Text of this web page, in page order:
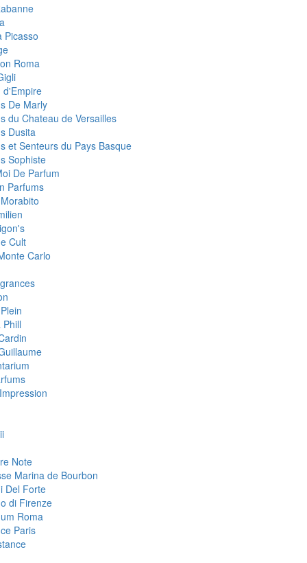
Picasso
Roma
d'Empire
De Marly
du Chateau de Versailles
Dusita
et Senteurs du Pays Basque
Sophiste
De Parfum
Parfums
Cult
Carlo
Phill
Note
Marina de Bourbon
Del Forte
di Firenze
Roma
Paris